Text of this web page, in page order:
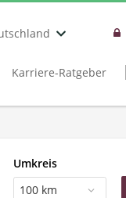
Karriere-Ratgeber
Umkreis
100 km